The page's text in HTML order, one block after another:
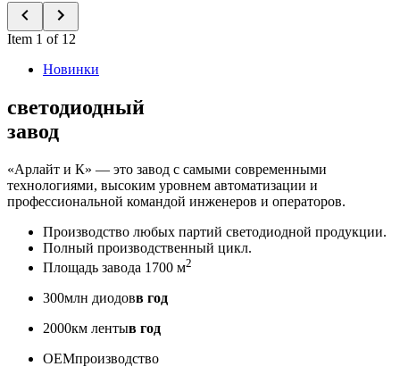
Item 1 of 12
Новинки
светодиодный
завод
«Арлайт и К» — это завод с самыми современными
технологиями, высоким уровнем автоматизации и
профессиональной командой инженеров и операторов.
Производство любых партий светодиодной продукции.
Полный производственный цикл.
Площадь завода 1700 м2
300млн диодовв год
2000км лентыв год
OEMпроизводство